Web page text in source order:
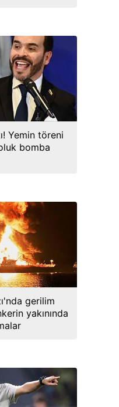
Yemin töreni
bomba
gerilim
yakınında